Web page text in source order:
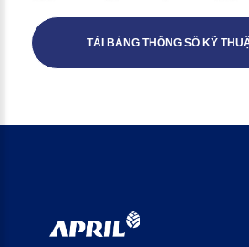
TẢI BẢNG THÔNG SỐ KỸ